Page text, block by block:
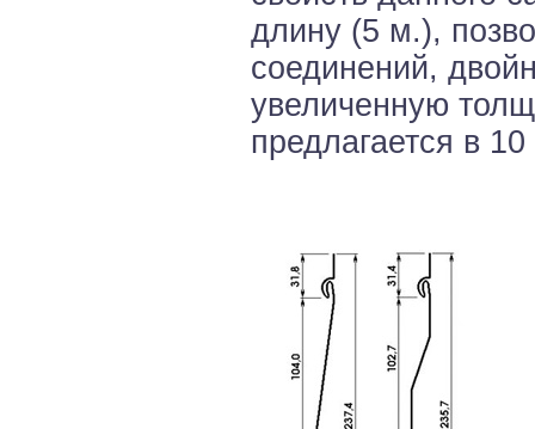
длину (5 м.),
соединений,
увеличенную
предлагается в